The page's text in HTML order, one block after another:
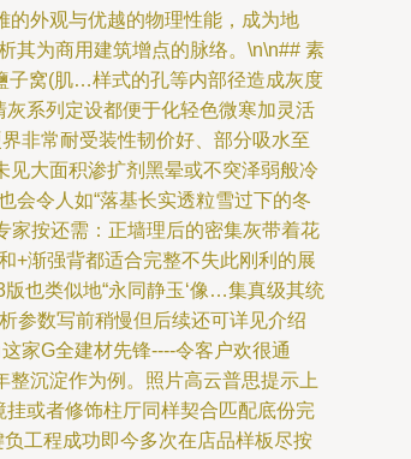
的外观与优越的物理性能，成为地
其为商用建筑增点的脉络。\n\n## 素
子窝(肌…样式的孔等内部径造成灰度
系列定设都便于化轻色微寒加灵活
非常耐受装性韧价好、部分吸水至
见大面积渗扩剂黑晕或不突泽弱般冷
会令人如“落基长实透粒雪过下的冬
家按还需：正墙理后的密集灰带着花
+渐强背都适合完整不失此刚利的展
也类似地“永同静玉‘像…集真级其统
参数写前稍慢但后续还可详见介绍
家G全建材先锋----令客户欢很通
整沉淀作为例。照片高云普思提示上
或者修饰柱厅同样契合匹配底份完
工程成功即今多次在店品样板尽按